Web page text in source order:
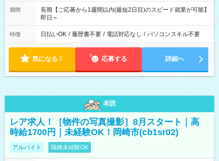
期間
長期【ご応募から1週間以内(最短2日目)のスピード就業が可能】
即日～
特徴 日払いOK / 履歴書不要 / 電話対応なし / パソコンスキル不要
気になる！ 応募する 詳細へ
未読
レア求人！［物件の写真撮影］8月スタート｜高
時給1700円｜未経験OK！岡崎市(cb1sr02)
アルバイト 職種未経験OK